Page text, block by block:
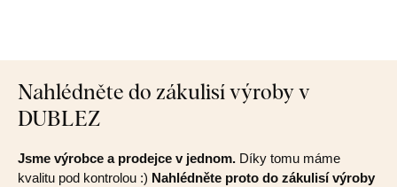
Nahlédněte do zákulisí výroby v
DUBLEZ
Jsme výrobce a prodejce v jednom. Díky tomu máme
kvalitu pod kontrolou :) Nahlédněte proto do zákulisí výroby